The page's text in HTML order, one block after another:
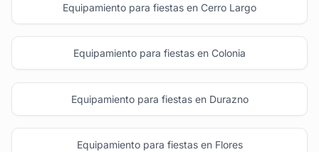
Equipamiento para fiestas en Cerro Largo
Equipamiento para fiestas en Colonia
Equipamiento para fiestas en Durazno
Equipamiento para fiestas en Flores